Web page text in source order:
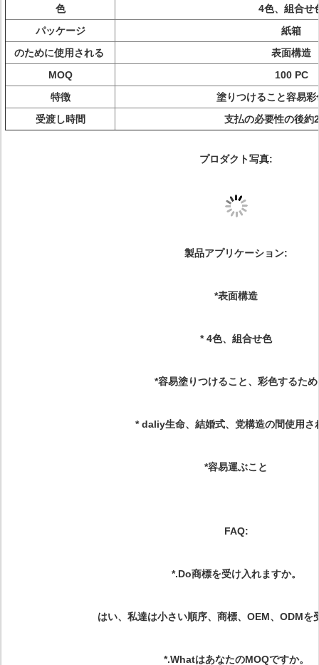
色
4色、組合せ
パッケージ
紙箱
のために使用される
表面構造
MOQ
100 PC
特徴
塗りつけること容易彩
受渡し時間
支払の必要性の後約
プロダクト写真:
製品アプリケーション:
*表面構造
* 4色、組合せ色
*容易塗りつけること、彩色するため
* daliy生命、結婚式、党構造の間使用さ
*容易運ぶこと
FAQ:
*.Do商標を受け入れますか。
はい、私達は小さい順序、商標、OEM、ODMを
*.WhatはあなたのMOQですか。